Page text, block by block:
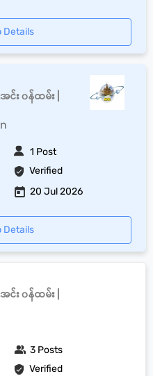
Details
င်း ၀န်ထမ်း |
Verified
1 Post
20 Jul 2026
Details
င်း ၀န်ထမ်း |
Verified
3 Posts